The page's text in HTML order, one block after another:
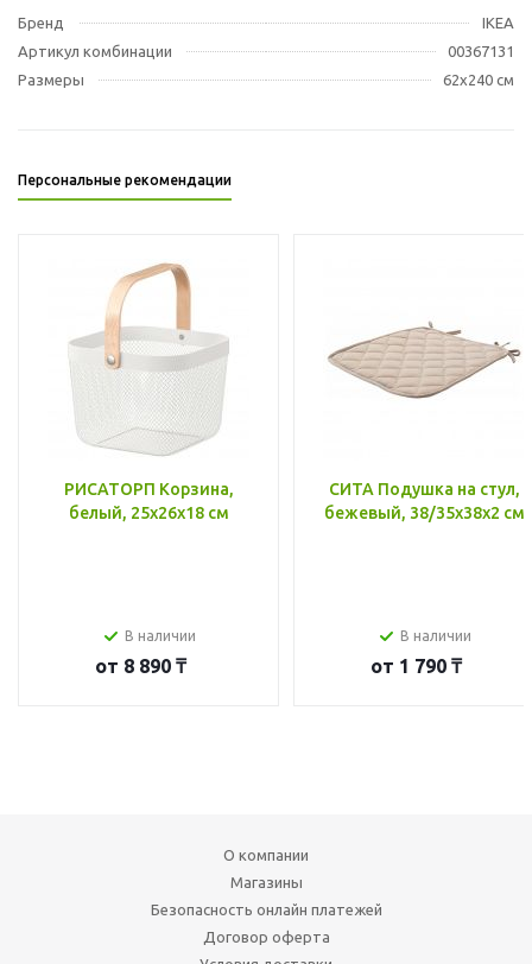
Бренд
IKEA
Артикул комбинации
00367131
Размеры
62x240 см
Персональные рекомендации
РИСАТОРП Корзина,
белый, 25x26x18 см
В наличии
от 8 890 ₸
СИТА Подушка на стул,
бежевый, 38/35x38x2 см
В наличии
от 1 790 ₸
О компании
Магазины
Безопасность онлайн платежей
Договор оферта